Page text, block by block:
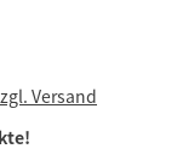
Versand